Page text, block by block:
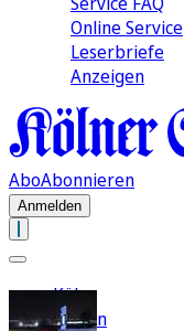
Online Service
Leserbriefe
Anzeigen
AboAbonnieren
Anmelden
Köln
Region